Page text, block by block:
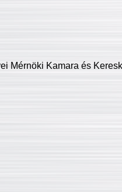
Mérnöki Kamara és